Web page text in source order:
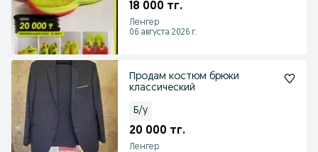
18 000 тг.
Ленгер
06 августа 2026 г.
Продам костюм брюки
классический
Б/у
20 000 тг.
Ленгер